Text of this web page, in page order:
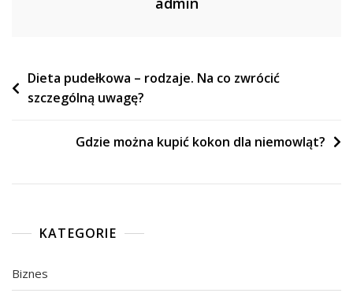
Nawigacja
wpisu
Dieta pudełkowa – rodzaje. Na co zwrócić
szczególną uwagę?
Gdzie można kupić kokon dla niemowląt?
KATEGORIE
Biznes